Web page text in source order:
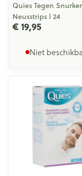
Quies Tegen
Neusstrips l 24
€ 19,95
Niet